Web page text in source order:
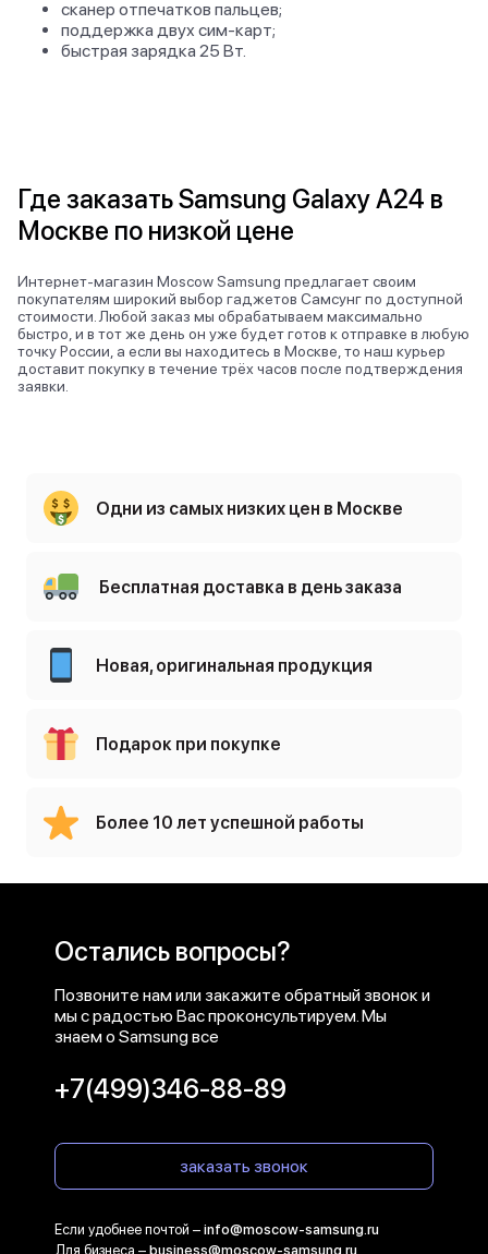
сканер отпечатков пальцев;
поддержка двух сим-карт;
быстрая зарядка 25 Вт.
Где заказать Samsung Galaxy A24 в
Москве по низкой цене
Интернет-магазин Moscow Samsung предлагает своим
покупателям широкий выбор гаджетов Самсунг по доступной
стоимости. Любой заказ мы обрабатываем максимально
быстро, и в тот же день он уже будет готов к отправке в любую
точку России, а если вы находитесь в Москве, то наш курьер
доставит покупку в течение трёх часов после подтверждения
заявки.
Одни из самых низких цен в Москве
Бесплатная доставка в день заказа
Новая, оригинальная продукция
Подарок при покупке
Более 10 лет успешной работы
Остались вопросы?
Позвоните нам или закажите обратный звонок и
мы с радостью Вас проконсультируем. Мы
знаем о Samsung все
+7(499)346-88-89
заказать звонок
Если удобнее почтой – info@moscow-samsung.ru
Для бизнеса – business@moscow-samsung.ru